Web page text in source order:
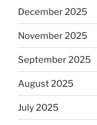
December 2025
November 2025
September 2025
August 2025
July 2025